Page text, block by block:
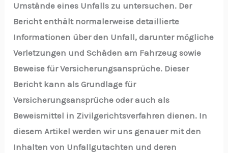
Umstände eines Unfalls zu untersuchen. Der
Bericht enthält normalerweise detaillierte
Informationen über den Unfall, darunter mögliche
Verletzungen und Schäden am Fahrzeug sowie
Beweise für Versicherungsansprüche. Dieser
Bericht kann als Grundlage für
Versicherungsansprüche oder auch als
Beweismittel in Zivilgerichtsverfahren dienen. In
diesem Artikel werden wir uns genauer mit den
Inhalten von Unfallgutachten und deren